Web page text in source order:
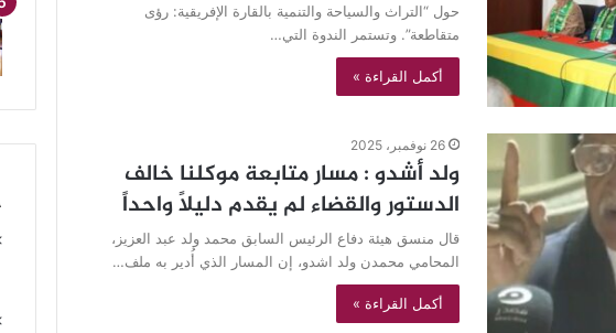
حول “التراث والسياحة والتنمية بالقارة الإفريقية: رؤى
متقاطعة”. وتستمر الندوة التي…
أكمل القراءة »
26 نوفمبر، 2025
ولد أشدو : مسار متابعة موكلنا خالف
الدستور والقضاء لم يقدم دليلاً واحداً
قال منسق هيئة دفاع الرئيس السابق محمد ولد عبد العزيز،
المحامي محمدن ولد اشدو، إن المسار الذي أُدير به ملف…
أكمل القراءة »